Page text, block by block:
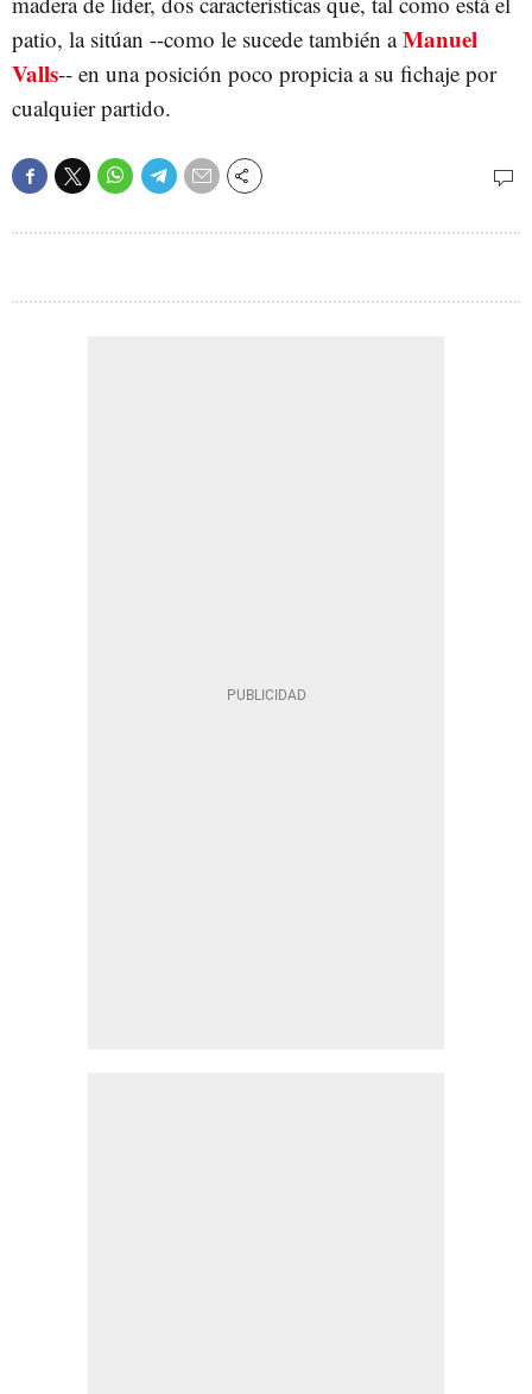
patio, la sitúan --como le sucede también aManuel
Valls-- en una posición poco propicia a su fichaje por
cualquier partido.